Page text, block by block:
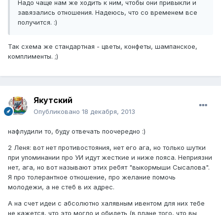
Надо чаще нам же ходить к ним, чтобы они привыкли и
завязались отношения. Надеюсь, что со временем все
получится. :)
Так схема же стандартная - цветы, конфеты, шампанское,
комплименты. ;)
Якутский
Опубликовано 18 декабря, 2013
нафлудили то, буду отвечать поочередно :)
2 Леня: вот нет противостояния, нет его ага, но только шутки
при упоминании про УИ идут жесткие и ниже пояса. Неприязни
нет, ага, но вот называют этих ребят "выкормыши Сысалова".
Я про толерантное отношение, про желание помочь
молодежи, а не стеб в их адрес.
А на счет идеи с абсолютно халявным ивентом для них тебе
не кажется, что это могло и обидеть (в плане того, что вы